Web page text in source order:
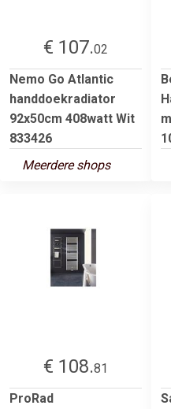
€ 107.02
Nemo Go Atlantic
handdoekradiator
92x50cm 408watt Wit
833426
Meerdere shops
€ 108.81
ProRad